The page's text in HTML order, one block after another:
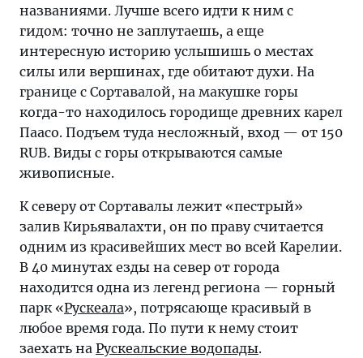
названиями. Лучше всего идти к ним с
гидом: точно не заплутаешь, а еще
интересную историю услышишь о местах
силы или вершинах, где обитают духи. На
границе с Сортавалой, на макушке горы
когда-то находилось городище древних карел
Паасо. Подъем туда несложный, вход — от 150
RUB. Виды с горы открываются самые
живописные.
К северу от Сортавалы лежит «пестрый»
залив Кирьявалахти, он по праву считается
одним из красивейших мест во всей Карелии.
В 40 минутах езды на север от города
находится одна из легенд региона — горный
парк «Рускеала», потрясающе красивый в
любое время года. По пути к нему стоит
заехать на Рускеальские водопады.